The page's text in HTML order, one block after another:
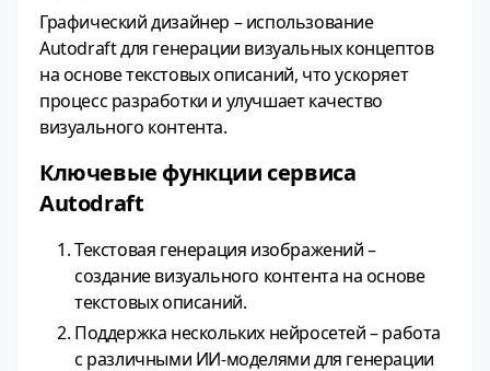
Графический дизайнер – использование
Autodraft для генерации визуальных концептов
на основе текстовых описаний, что ускоряет
процесс разработки и улучшает качество
визуального контента.
Ключевые функции сервиса
Autodraft
Текстовая генерация изображений –
создание визуального контента на основе
текстовых описаний.
Поддержка нескольких нейросетей – работа
с различными ИИ-моделями для генерации